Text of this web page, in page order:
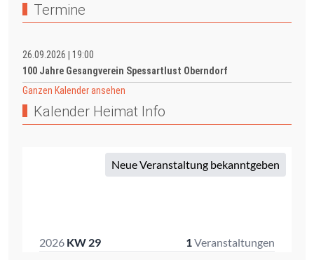
Termine
26.09.2026
19:00
100 Jahre Gesangverein Spessartlust Oberndorf
Ganzen Kalender ansehen
Kalender Heimat Info